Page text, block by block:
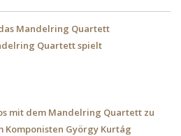
Mandelring Quartett
Quartett spielt
mit dem Mandelring Quartett zu
Komponisten György Kurtág